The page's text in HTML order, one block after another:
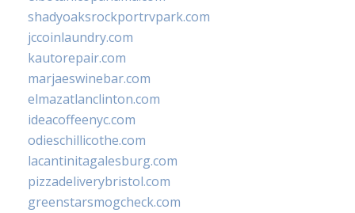
shadyoaksrockportrvpark.com
jccoinlaundry.com
kautorepair.com
marjaeswinebar.com
elmazatlanclinton.com
ideacoffeenyc.com
odieschillicothe.com
lacantinitagalesburg.com
pizzadeliverybristol.com
greenstarsmogcheck.com